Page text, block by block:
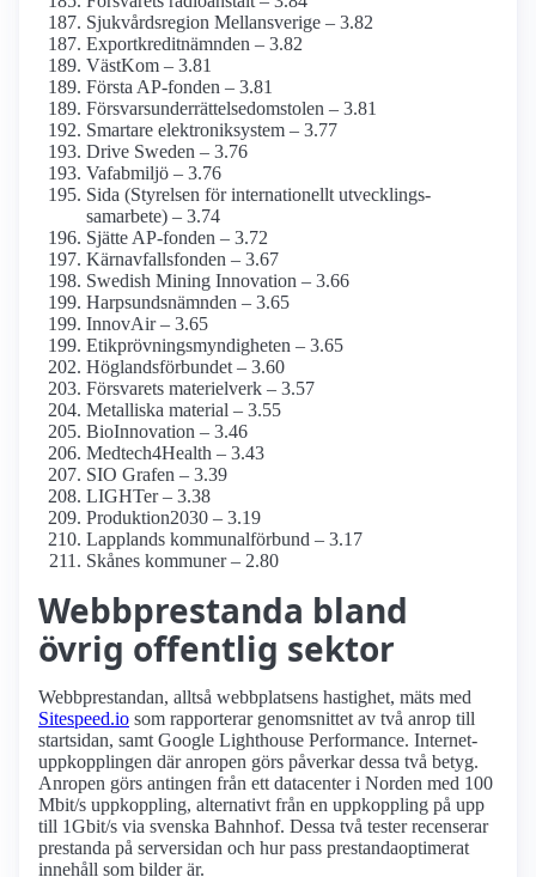
Sjukvårdsregion Mellansverige – 3.82
Exportkredit­nämnden – 3.82
VästKom – 3.81
Första AP-fonden – 3.81
Försvars­underrättelse­domstolen – 3.81
Smartare elektroniksystem – 3.77
Drive Sweden – 3.76
Vafabmiljö – 3.76
Sida (Styrelsen för internationellt utvecklings­
samarbete) – 3.74
Sjätte AP-fonden – 3.72
Kärnavfalls­fonden – 3.67
Swedish Mining Innovation – 3.66
Harpsunds­nämnden – 3.65
InnovAir – 3.65
Etikprövnings­myndigheten – 3.65
Höglandsförbundet – 3.60
Försvarets materielverk – 3.57
Metalliska material – 3.55
BioInnovation – 3.46
Medtech4­Health – 3.43
SIO Grafen – 3.39
LIGHTer – 3.38
Produktion2030 – 3.19
Lapplands kommunalförbund – 3.17
Skånes kommuner – 2.80
Webbprestanda bland
övrig offentlig sektor
Webbprestandan, alltså webbplatsens hastighet, mäts med
Sitespeed.io som rapporterar genomsnittet av två anrop till
startsidan, samt Google Lighthouse Performance. Internet­
uppkopplingen där anropen görs påverkar dessa två betyg.
Anropen görs antingen från ett datacenter i Norden med 100
Mbit/s uppkoppling, alternativt från en uppkoppling på upp
till 1Gbit/s via svenska Bahnhof. Dessa två tester recenserar
prestanda på serversidan och hur pass prestanda­optimerat
innehåll som bilder är.